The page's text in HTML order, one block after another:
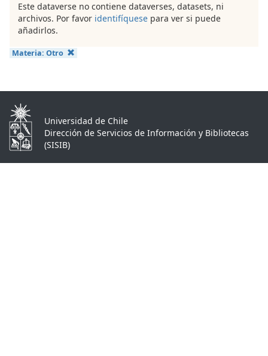
Este dataverse no contiene dataverses, datasets, ni
archivos. Por favor identifíquese para ver si puede
añadirlos.
Materia: Otro
Universidad de Chile
Dirección de Servicios de Información y Bibliotecas
(SISIB)